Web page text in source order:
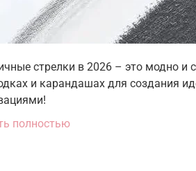
стрелки в 2026 – это модно и
и карандашах для создания
полностью